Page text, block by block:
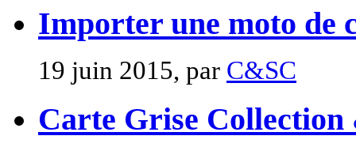
Importer une moto de
19 juin 2015, par C&SC
Carte Grise